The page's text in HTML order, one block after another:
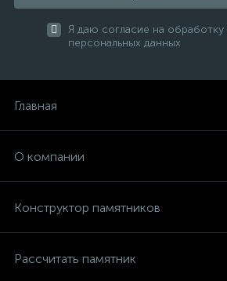
Я даю согласие на
персональных данных
Главная
О компании
Конструктор памятников
Рассчитать памятник